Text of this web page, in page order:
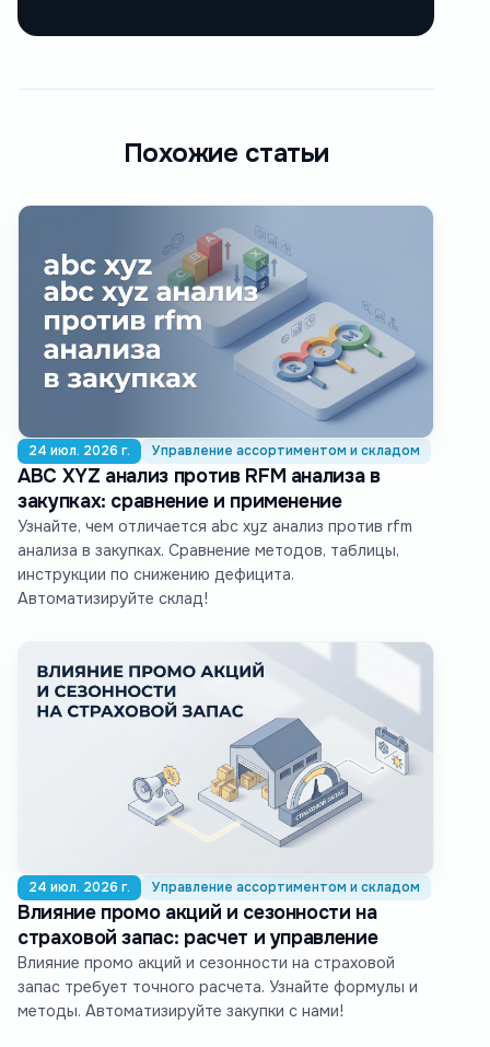
Похожие статьи
24 июл. 2026 г. Управление ассортиментом и складом
ABC XYZ анализ против RFM анализа в
закупках: сравнение и применение
Узнайте, чем отличается abc xyz анализ против rfm
анализа в закупках. Сравнение методов, таблицы,
инструкции по снижению дефицита.
Автоматизируйте склад!
24 июл. 2026 г. Управление ассортиментом и складом
Влияние промо акций и сезонности на
страховой запас: расчет и управление
Влияние промо акций и сезонности на страховой
запас требует точного расчета. Узнайте формулы и
методы. Автоматизируйте закупки с нами!